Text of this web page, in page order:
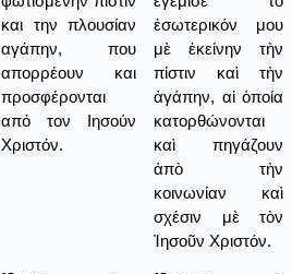
και την πλουσίαν
αγάπην, που
απορρέουν και
προσφέρονται
από τον Ιησούν
Χριστόν.
ἐσωτερικόν μου
μὲ ἐκείνην τὴν
πίστιν καὶ τὴν
ἀγάπην, αἱ ὁποία
κατορθώνονται
καὶ πηγάζουν
ἀπὸ τὴν
κοινωνίαν καὶ
σχέσιν μὲ τὸν
Ἰησοῦν Χριστόν.